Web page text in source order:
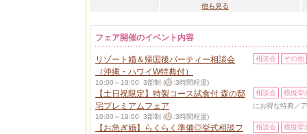
他も見る
フェア開催のイベント内容
リゾート婚＆帰国後パーティー相談会
（沖縄・ハワイW特典付）
10:00～19:00 3部制 ( :3時間程度)
相談会 その他
【土日祝限定】特製コース試食付 森の邸
宅プレミアムフェア
10:00～19:00 3部制 ( :3時間程度)
相談会
模擬挙
にお得な特典／
【お急ぎ婚】らくらく準備◎挙式相談フ
相談会
模擬挙